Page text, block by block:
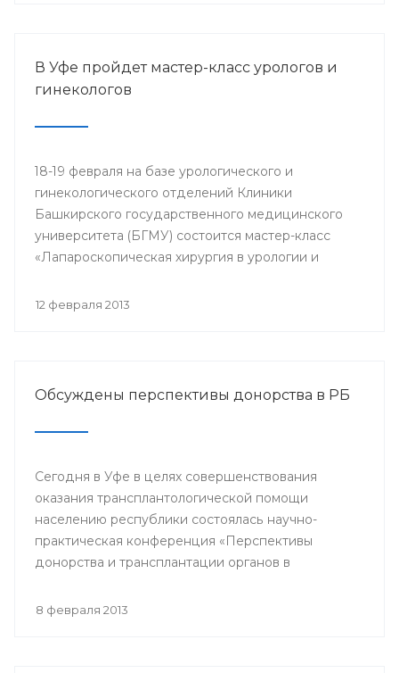
В Уфе пройдет мастер-класс урологов и
гинекологов
18-19 февраля на базе урологического и
гинекологического отделений Клиники
Башкирского государственного медицинского
университета (БГМУ) состоится мастер-класс
«Лапароскопическая хирургия в урологии и
врачи урологи, хирурги, онкологи республики, а
12 февраля 2013
Обсуждены перспективы донорства в РБ
Сегодня в Уфе в целях совершенствования
оказания трансплантологической помощи
населению республики состоялась научно-
практическая конференция «Перспективы
донорства и трансплантации органов в
8 февраля 2013